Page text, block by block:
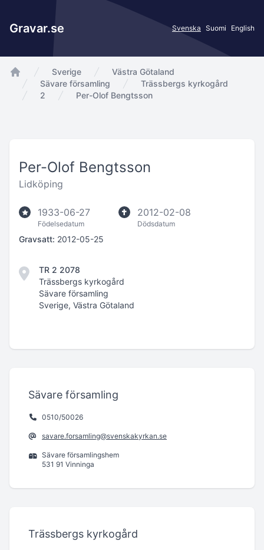
Gravar.se Svenska Suomi English
app.Start
Sverige
Västra Götaland
Sävare församling
Trässbergs kyrkogård
2
Per-Olof Bengtsson
Per-Olof Bengtsson
Lidköping
1933-06-27
Födelsedatum
2012-02-08
Dödsdatum
Gravsatt: 2012-05-25
TR 2 2078
Trässbergs kyrkogård
Sävare församling
Sverige, Västra Götaland
Sävare församling
0510/50026
savare.forsamling@svenskakyrkan.se
Sävare församlingshem
531 91 Vinninga
Trässbergs kyrkogård